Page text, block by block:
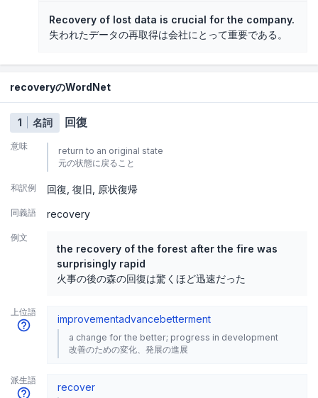
Recovery of lost data is crucial for the company.
失われたデータの再取得は会社にとって重要である。
recoveryのWordNet
1 名詞 回復
意味
return to an original state
元の状態に戻ること
和訳例 回復 復旧 原状復帰
同義語 recovery
例文
the recovery of the forest after the fire was
surprisingly rapid
火事の後の森の回復は驚くほど迅速だった
上位語
improvementadvancebetterment
a change for the better; progress in development
改善のための変化、発展の進展
派生語
recover